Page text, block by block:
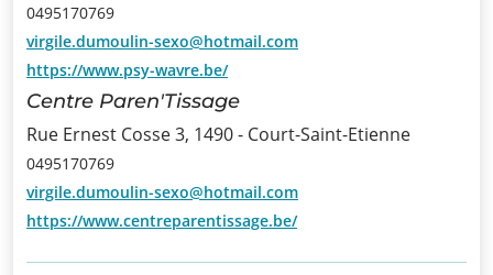
Informations
Actualités
Formations
Offre
d’emploi/
Stage
0495170769
virgile.dumoulin-sexo@hotmail.com
https://www.psy-wavre.be/
Centre Paren'Tissage
Rue Ernest Cosse 3, 1490 - Court-Saint-Etienne
0495170769
virgile.dumoulin-sexo@hotmail.com
https://www.centreparentissage.be/